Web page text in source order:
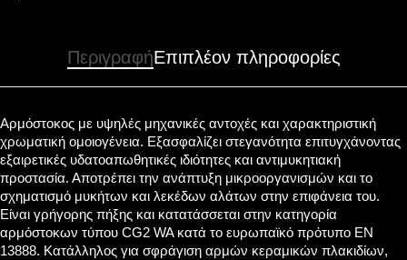
ΠεριγραφήΕπιπλέον πληροφορίες
Αρμόστοκος με υψηλές μηχανικές αντοχές και χαρακτηριστική
χρωματική ομοιογένεια. Εξασφαλίζει στεγανότητα επιτυγχάνοντας
εξαιρετικές υδατοαπωθητικές ιδιότητες και αντιμυκητιακή
προστασία. Αποτρέπει την ανάπτυξη μικροοργανισμών και το
σχηματισμό μυκήτων και λεκέδων αλάτων στην επιφάνεια του.
Είναι γρήγορης πήξης και κατατάσσεται στην κατηγορία
αρμόστοκων τύπου CG2 WA κατά το ευρωπαϊκό πρότυπο EN
13888. Κατάλληλος για σφράγιση αρμών κεραμικών πλακιδίων,